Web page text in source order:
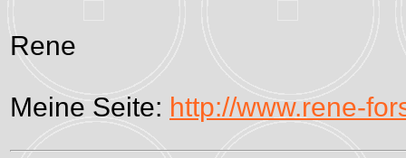
Rene
Meine Seite: http://www.rene-